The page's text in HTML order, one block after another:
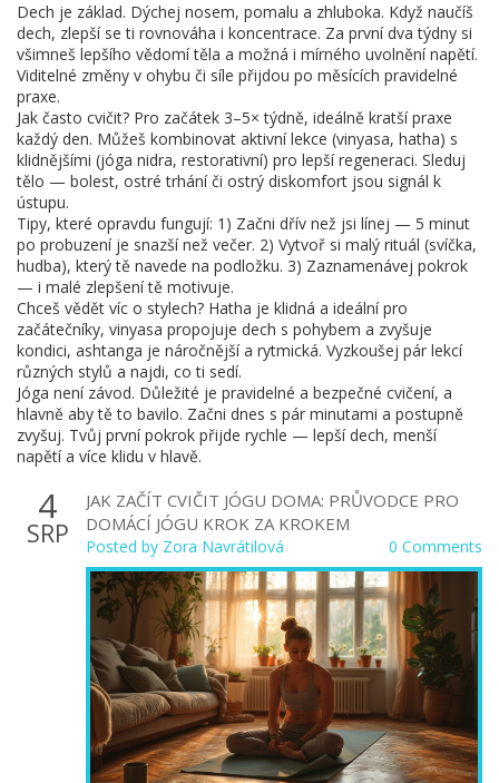
Dech je základ. Dýchej nosem, pomalu a zhluboka. Když naučíš
dech, zlepší se ti rovnováha i koncentrace. Za první dva týdny si
všimneš lepšího vědomí těla a možná i mírného uvolnění napětí.
Viditelné změny v ohybu či síle přijdou po měsících pravidelné
praxe.
Jak často cvičit? Pro začátek 3–5× týdně, ideálně kratší praxe
každý den. Můžeš kombinovat aktivní lekce (vinyasa, hatha) s
klidnějšími (jóga nidra, restorativní) pro lepší regeneraci. Sleduj
tělo — bolest, ostré trhání či ostrý diskomfort jsou signál k
ústupu.
Tipy, které opravdu fungují: 1) Začni dřív než jsi línej — 5 minut
po probuzení je snazší než večer. 2) Vytvoř si malý rituál (svíčka,
hudba), který tě navede na podložku. 3) Zaznamenávej pokrok
— i malé zlepšení tě motivuje.
Chceš vědět víc o stylech? Hatha je klidná a ideální pro
začátečníky, vinyasa propojuje dech s pohybem a zvyšuje
kondici, ashtanga je náročnější a rytmická. Vyzkoušej pár lekcí
různých stylů a najdi, co ti sedí.
Jóga není závod. Důležité je pravidelné a bezpečné cvičení, a
hlavně aby tě to bavilo. Začni dnes s pár minutami a postupně
zvyšuj. Tvůj první pokrok přijde rychle — lepší dech, menší
napětí a více klidu v hlavě.
4
SRP
JAK ZAČÍT CVIČIT JÓGU DOMA: PRŮVODCE PRO
DOMÁCÍ JÓGU KROK ZA KROKEM
Posted by Zora Navrátilová 0 Comments